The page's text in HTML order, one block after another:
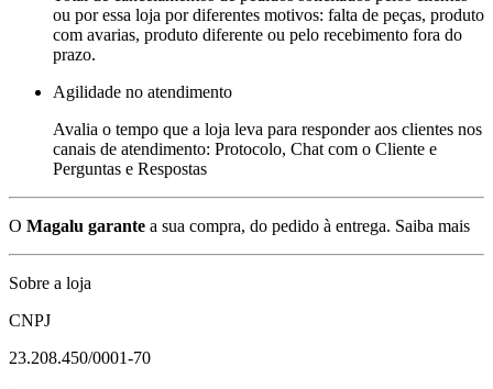
ou por essa loja por diferentes motivos: falta de peças, produto
com avarias, produto diferente ou pelo recebimento fora do
prazo.
Agilidade no atendimento
Avalia o tempo que a loja leva para responder aos clientes nos
canais de atendimento: Protocolo, Chat com o Cliente e
Perguntas e Respostas
O Magalu garante a sua compra, do pedido à entrega. Saiba mais
Sobre a loja
CNPJ
23.208.450/0001-70